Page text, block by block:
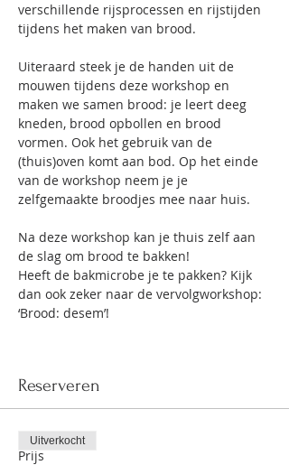
verschillende rijsprocessen en rijstijden
tijdens het maken van brood.
Uiteraard steek je de handen uit de
mouwen tijdens deze workshop en
maken we samen brood: je leert deeg
kneden, brood opbollen en brood
vormen. Ook het gebruik van de
(thuis)oven komt aan bod. Op het einde
van de workshop neem je je
zelfgemaakte broodjes mee naar huis.
Na deze workshop kan je thuis zelf aan
de slag om brood te bakken!
Heeft de bakmicrobe je te pakken? Kijk
dan ook zeker naar de vervolgworkshop:
‘Brood: desem’!
Reserveren
Prijs
Uitverkocht